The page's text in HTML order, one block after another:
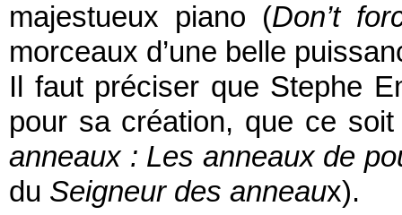
majestueux piano (Don’t
morceaux d’une belle
Il faut préciser que Stephe
pour sa création, que ce
anneaux : Les anneaux de
du Seigneur des anneaux).